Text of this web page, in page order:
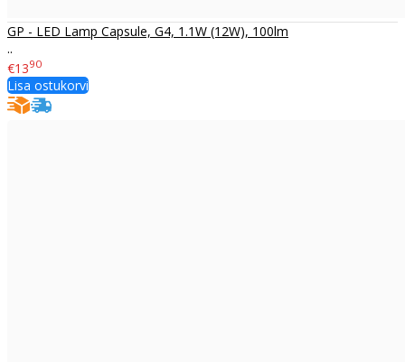
GP - LED Lamp Capsule, G4, 1.1W (12W), 100lm
..
€1390
Lisa ostukorvi